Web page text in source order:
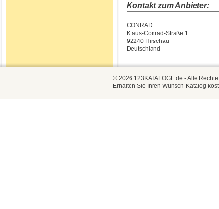
Kontakt zum Anbieter:
CONRAD
Klaus-Conrad-Straße 1
92240 Hirschau
Deutschland
© 2026 123KATALOGE.de - Alle
Erhalten Sie Ihren Wunsch-Katalog